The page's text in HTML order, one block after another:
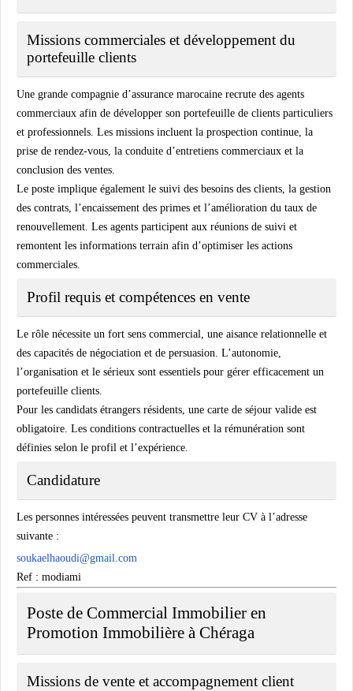
Missions commerciales et développement du
portefeuille clients
Une grande compagnie d’assurance marocaine recrute des agents
commerciaux afin de développer son portefeuille de clients particuliers
et professionnels. Les missions incluent la prospection continue, la
prise de rendez-vous, la conduite d’entretiens commerciaux et la
conclusion des ventes.
Le poste implique également le suivi des besoins des clients, la gestion
des contrats, l’encaissement des primes et l’amélioration du taux de
renouvellement. Les agents participent aux réunions de suivi et
remontent les informations terrain afin d’optimiser les actions
commerciales.
Profil requis et compétences en vente
Le rôle nécessite un fort sens commercial, une aisance relationnelle et
des capacités de négociation et de persuasion. L’autonomie,
l’organisation et le sérieux sont essentiels pour gérer efficacement un
portefeuille clients.
Pour les candidats étrangers résidents, une carte de séjour valide est
obligatoire. Les conditions contractuelles et la rémunération sont
définies selon le profil et l’expérience.
Candidature
Les personnes intéressées peuvent transmettre leur CV à l’adresse
suivante :
soukaelhaoudi@gmail.com
Ref : modiami
Poste de Commercial Immobilier en
Promotion Immobilière à Chéraga
Missions de vente et accompagnement client